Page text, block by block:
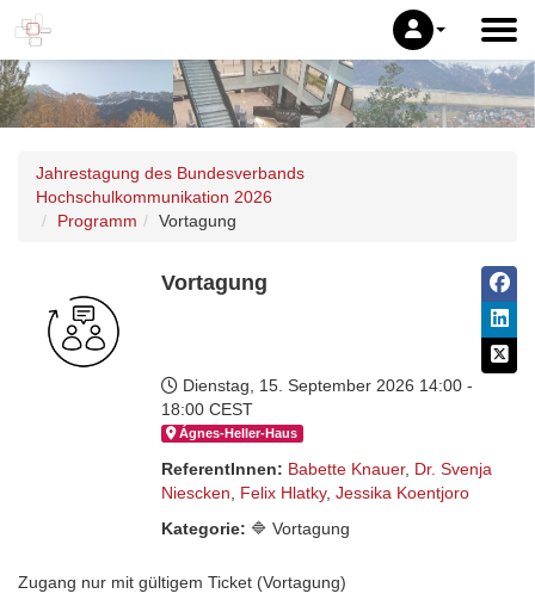
Jahrestagung des Bundesverbands
Hochschulkommunikation 2026
Programm
Vortagung
Vortagung
Dienstag, 15. September 2026 14:00 -
18:00 CEST
Ágnes-Hel­ler-Haus
ReferentInnen: Babette Knauer, Dr. Svenja
Niescken, Felix Hlatky, Jessika Koentjoro
Kategorie: 🔷 Vortagung
Zugang nur mit gültigem Ticket (Vortagung)